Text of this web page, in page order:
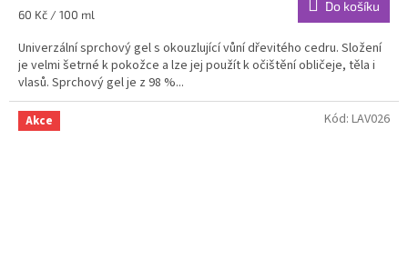
Měrná
60 Kč / 100 ml
Do košíku
Univerzální sprchový gel s okouzlující vůní dřevitého cedru. Složení
je velmi šetrné k pokožce a lze jej použít k očištění obličeje, těla i
vlasů. Sprchový gel je z 98 %...
Akce Kód: LAV026